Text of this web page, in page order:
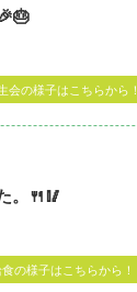
会の様子はこちらから！
。🍴🥢
の様子はこちらから！